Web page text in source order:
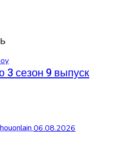
сезон 9 выпуск
06.08.2026